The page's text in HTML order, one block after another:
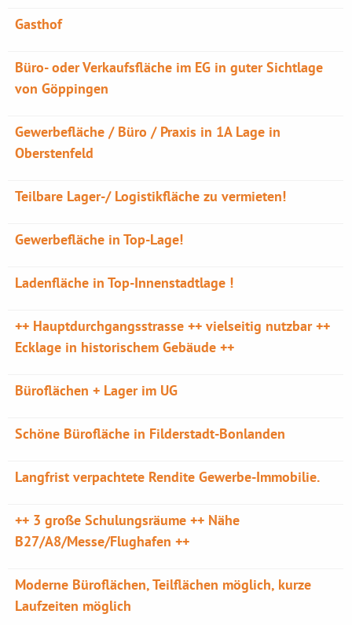
Gasthof
Büro- oder Verkaufsfläche im EG in guter Sichtlage
von Göppingen
Gewerbefläche / Büro / Praxis in 1A Lage in
Oberstenfeld
Teilbare Lager-/ Logistikfläche zu vermieten!
Gewerbefläche in Top-Lage!
Ladenfläche in Top-Innenstadtlage !
++ Hauptdurchgangsstrasse ++ vielseitig nutzbar ++
Ecklage in historischem Gebäude ++
Büroflächen + Lager im UG
Schöne Bürofläche in Filderstadt-Bonlanden
Langfrist verpachtete Rendite Gewerbe-Immobilie.
++ 3 große Schulungsräume ++ Nähe
B27/A8/Messe/Flughafen ++
Moderne Büroflächen, Teilflächen möglich, kurze
Laufzeiten möglich